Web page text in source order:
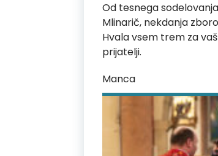
Od tesnega
Mlinarič, nekdanja
Hvala vsem trem za
prijatelji.
Manca